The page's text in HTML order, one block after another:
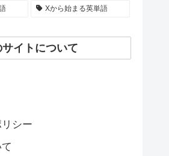
Xから始まる英単語
サイトについて
シー